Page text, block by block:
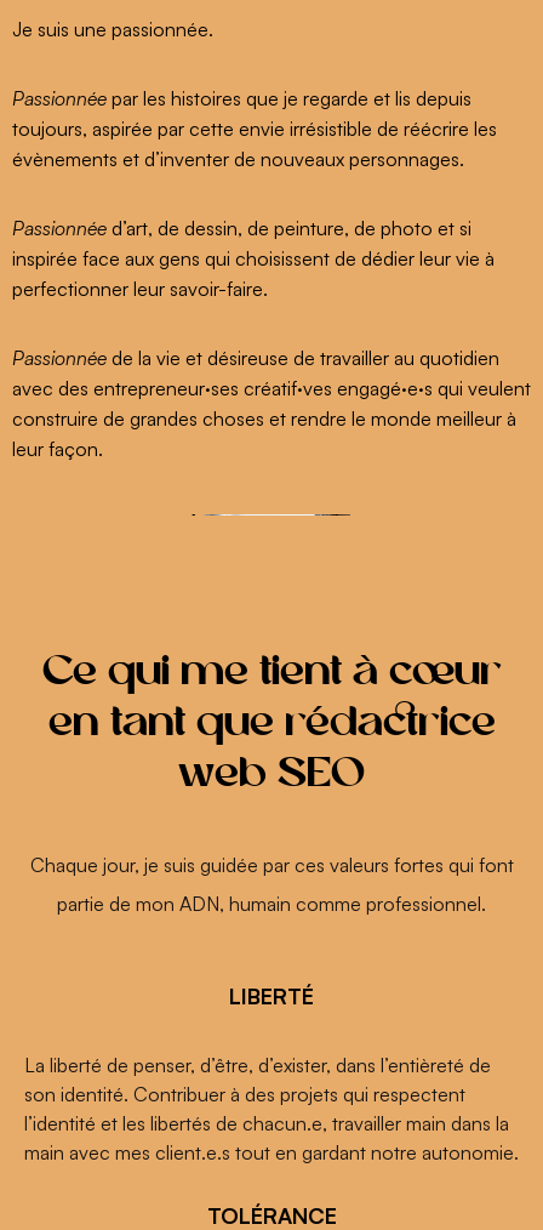
Je suis une passionnée.
Passionnée par les histoires que je regarde et lis depuis
toujours, aspirée par cette envie irrésistible de réécrire les
évènements et d’inventer de nouveaux personnages.
Passionnée d’art, de dessin, de peinture, de photo et si
inspirée face aux gens qui choisissent de dédier leur vie à
perfectionner leur savoir-faire.
Passionnée de la vie et désireuse de travailler au quotidien
avec des entrepreneur·ses créatif·ves engagé·e·s qui veulent
construire de grandes choses et rendre le monde meilleur à
leur façon.
Ce qui me tient à coeur
en tant que rédactrice
web SEO
Chaque jour, je suis guidée par ces valeurs fortes qui font
partie de mon ADN, humain comme professionnel.
LIBERTÉ
La liberté de penser, d’être, d’exister, dans l’entièreté de
son identité. Contribuer à des projets qui respectent
l’identité et les libertés de chacun.e, travailler main dans la
main avec mes client.e.s tout en gardant notre autonomie.
TOLÉRANCE